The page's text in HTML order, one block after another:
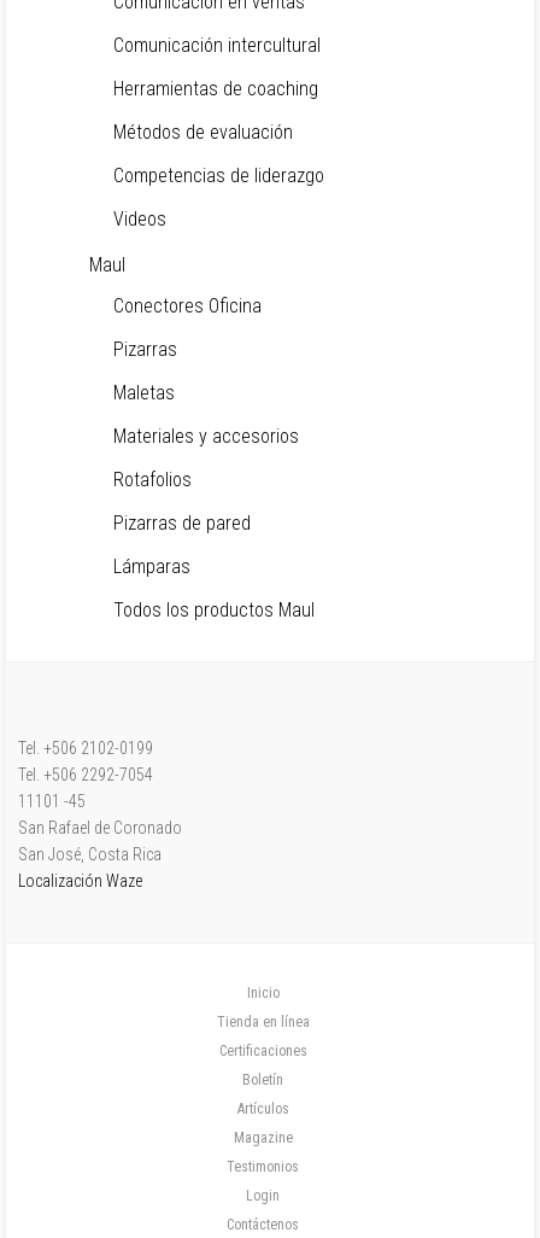
Comunicación intercultural
Herramientas de coaching
Métodos de evaluación
Competencias de liderazgo
Videos
Maul
Conectores Oficina
Pizarras
Maletas
Materiales y accesorios
Rotafolios
Pizarras de pared
Lámparas
Todos los productos Maul
Tel. +506 2102-0199
Tel. +506 2292-7054
11101 -45
San Rafael de Coronado
San José, Costa Rica
Localización Waze
Inicio
Tienda en línea
Certificaciones
Boletín
Artículos
Magazine
Testimonios
Login
Contáctenos